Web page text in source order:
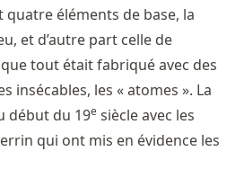
quatre éléments de base, la
et d’autre part celle de
tout était fabriqué avec des
insécables, les « atomes ». La
début du 19e siècle avec les
qui ont mis en évidence les